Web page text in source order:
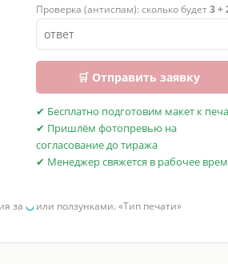
Проверка (антиспам): сколько будет3 +
🛒 Отправить заявку
✔ Бесплатно подготовим макет к
✔ Пришлём фотопревью на
согласование до тиража
✔ Менеджер свяжется в рабочее
за ◡или ползунками. «Тип печати»